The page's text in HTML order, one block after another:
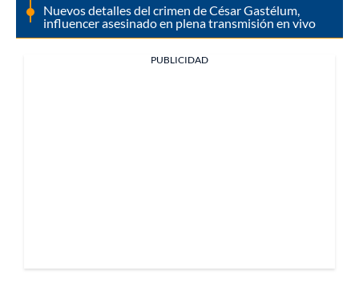
Nuevos detalles del crimen de César Gastélum,
influencer asesinado en plena transmisión en vivo
PUBLICIDAD